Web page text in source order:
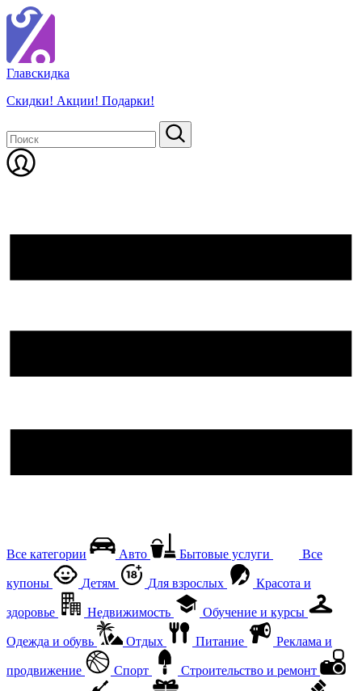
Главскидка
Скидки! Акции! Подарки!
Все категории Авто Бытовые услуги Все
купоны Детям Для взрослых Красота и
здоровье Недвижимость Обучение и курсы
Одежда и обувь Отдых Питание Реклама и
продвижение Спорт Строительство и ремонт